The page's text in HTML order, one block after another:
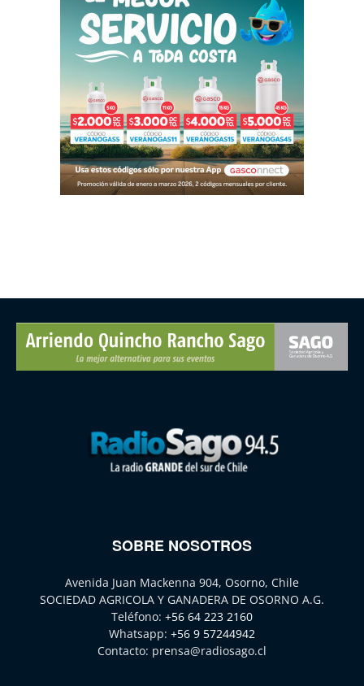
SOBRE NOSOTROS
Avenida Juan Mackenna 904, Osorno, Chile
SOCIEDAD AGRICOLA Y GANADERA DE OSORNO A.G.
Teléfono: +56 64 223 2160
Whatsapp: +56 9 57244942
Contacto: prensa@radiosago.cl